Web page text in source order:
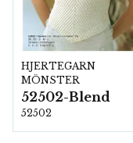
HJERTEGARN
MÖNSTER
52502-Blend
52502